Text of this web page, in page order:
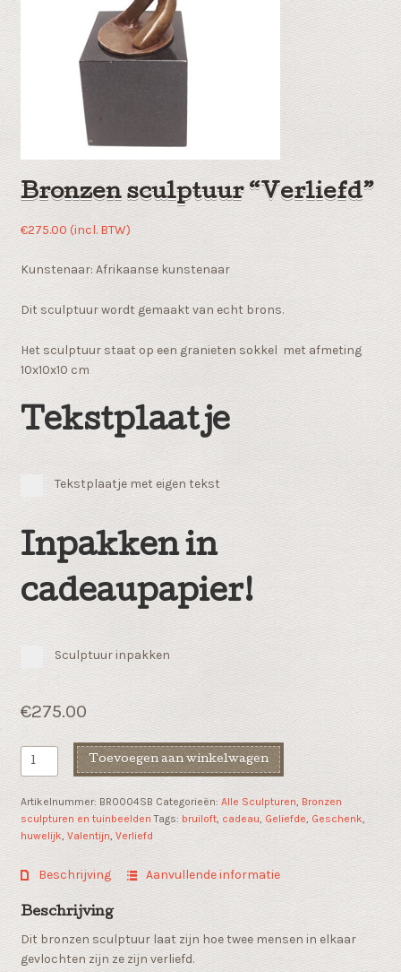
Bronzen sculptuur “Verliefd”
€275.00 (incl. BTW)
Kunstenaar: Afrikaanse kunstenaar
Dit sculptuur wordt gemaakt van echt brons.
Het sculptuur staat op een granieten sokkel met afmeting
10x10x10 cm
Tekstplaatje
Tekstplaatje met eigen tekst
Inpakken in
cadeaupapier!
Sculptuur inpakken
€275.00
Bronzen
sculptuur
aantal
Toevoegen aan winkelwagen
Artikelnummer: BR0004SB Categorieën: Alle Sculpturen, Bronzen
sculpturen en tuinbeelden Tags: bruiloft, cadeau, Geliefde, Geschenk,
huwelijk, Valentijn, Verliefd
Beschrijving Aanvullende informatie
Beschrijving
Dit bronzen sculptuur laat zijn hoe twee mensen in elkaar
gevlochten zijn ze zijn verliefd.